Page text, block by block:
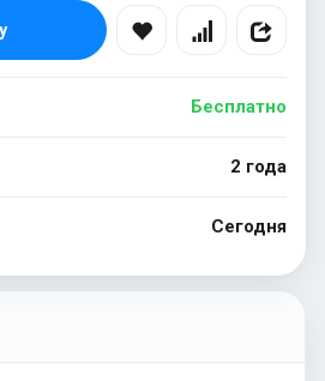
Бесплатно
2 года
Сегодня